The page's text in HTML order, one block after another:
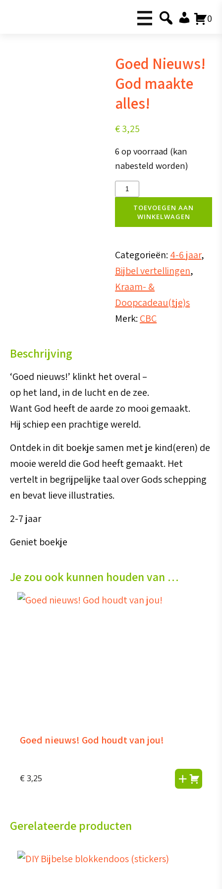
0
Goed Nieuws!
God maakte
alles!
€3,25
6 op voorraad (kan
nabesteld worden)
Goed
Nieuws!
alles!
aantal
TOEVOEGEN AAN
WINKELWAGEN
Categorieën: 4-6 jaar,
Bijbel vertellingen,
Kraam- &
Doopcadeau(tje)s
Merk: CBC
Beschrijving
‘Goed nieuws!’ klinkt het overal –
op het land, in de lucht en de zee.
Want God heeft de aarde zo mooi gemaakt.
Hij schiep een prachtige wereld.
Ontdek in dit boekje samen met je kind(eren) de
mooie wereld die God heeft gemaakt. Het
vertelt in begrijpelijke taal over Gods schepping
en bevat lieve illustraties.
2-7 jaar
Geniet boekje
Je zou ook kunnen houden van …
Goed nieuws! God houdt van jou!
€ 3,25
Gerelateerde producten